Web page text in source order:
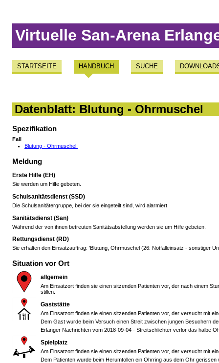
Virtuelle San-Arena
STARTSEITE HANDBUCH SUCHE
Datenblatt: Blutung - Ohrmuschel
Spezifikation
Fall
Blutung - Ohrmuschel
Meldung
Erste Hilfe (EH)
Sie werden um Hilfe gebeten.
Schulsanitätsdienst (SSD)
Die Schulsanitätergruppe, bei der sie eingeteilt sind, wird alarmiert.
Sanitätsdienst (San)
Während der von ihnen betreuten Sanitätsabstellung werden sie um Hilfe gebeten.
Rettungsdienst (RD)
Sie erhalten den Einsatzauftrag: 'Blutung, Ohrmuschel (26: Notfalleinsatz - sonstiger
Situation vor Ort
allgemein
Am Einsatzort finden sie einen sitzenden Patienten vor, der nach einem
stillen.
Gaststätte
Am Einsatzort finden sie einen sitzenden Patienten vor, der versucht mit
Dem Gast wurde beim Versuch einen Streit zwischen jungen Besuchern
Erlanger Nachrichten vom 2018-09-04 - Streitschlichter verlor das halbe
Spielplatz
Am Einsatzort finden sie einen sitzenden Patienten vor, der versucht mit
Dem Patienten wurde beim Herumtollen ein Ohrring aus dem Ohr gerissen